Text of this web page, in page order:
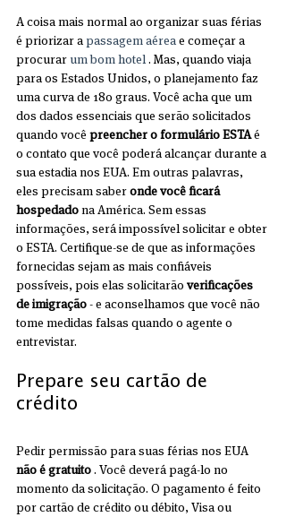
A coisa mais normal ao organizar suas férias
é priorizar a passagem aérea e começar a
procurar um bom hotel . Mas, quando viaja
para os Estados Unidos, o planejamento faz
uma curva de 180 graus. Você acha que um
dos dados essenciais que serão solicitados
quando você preencher o formulário ESTA é
o contato que você poderá alcançar durante a
sua estadia nos EUA. Em outras palavras,
eles precisam saber onde você ficará
hospedado na América. Sem essas
informações, será impossível solicitar e obter
o ESTA. Certifique-se de que as informações
fornecidas sejam as mais confiáveis ​​
possíveis, pois elas solicitarão verificações
de imigração - e aconselhamos que você não
tome medidas falsas quando o agente o
entrevistar.
Prepare seu cartão de
crédito
Pedir permissão para suas férias nos EUA
não é gratuito . Você deverá pagá-lo no
momento da solicitação. O pagamento é feito
por cartão de crédito ou débito, Visa ou